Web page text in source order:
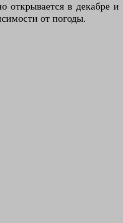
открывается в декабре и
от погоды.